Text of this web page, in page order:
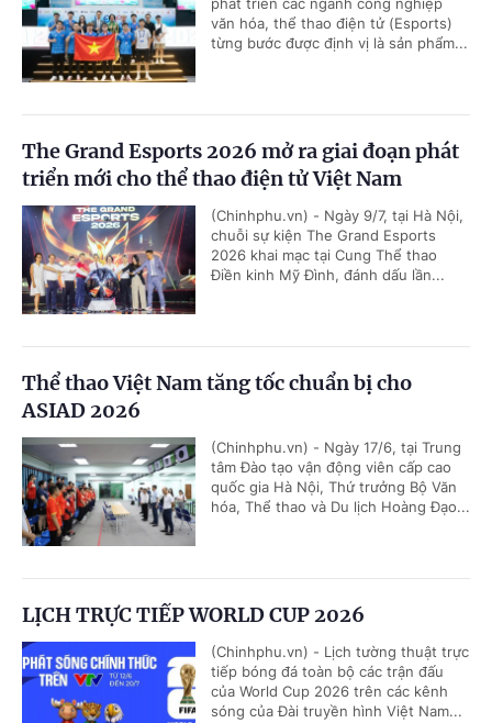
văn hóa, thể thao điện tử (Esports)
từng bước được định vị là sản phẩm...
The Grand Esports 2026 mở ra giai đoạn phát
triển mới cho thể thao điện tử Việt Nam
(Chinhphu.vn) - Ngày 9/7, tại Hà Nội,
chuỗi sự kiện The Grand Esports
2026 khai mạc tại Cung Thể thao
Điền kinh Mỹ Đình, đánh dấu lần...
Thể thao Việt Nam tăng tốc chuẩn bị cho
ASIAD 2026
(Chinhphu.vn) - Ngày 17/6, tại Trung
tâm Đào tạo vận động viên cấp cao
quốc gia Hà Nội, Thứ trưởng Bộ Văn
hóa, Thể thao và Du lịch Hoàng Đạo...
LỊCH TRỰC TIẾP WORLD CUP 2026
(Chinhphu.vn) - Lịch tường thuật trực
tiếp bóng đá toàn bộ các trận đấu
của World Cup 2026 trên các kênh
sóng của Đài truyền hình Việt Nam...